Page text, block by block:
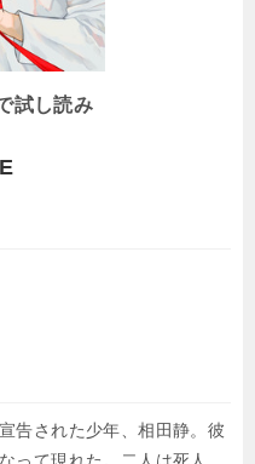
試し読み
告された少年、相田静。彼